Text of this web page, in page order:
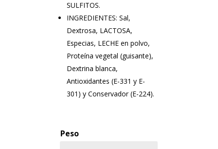
SULFITOS.
INGREDIENTES: Sal,
Dextrosa, LACTOSA,
Especias, LECHE en polvo,
Proteína vegetal (guisante),
Dextrina blanca,
Antioxidantes (E-331 y E-
301) y Conservador (E-224).
Peso